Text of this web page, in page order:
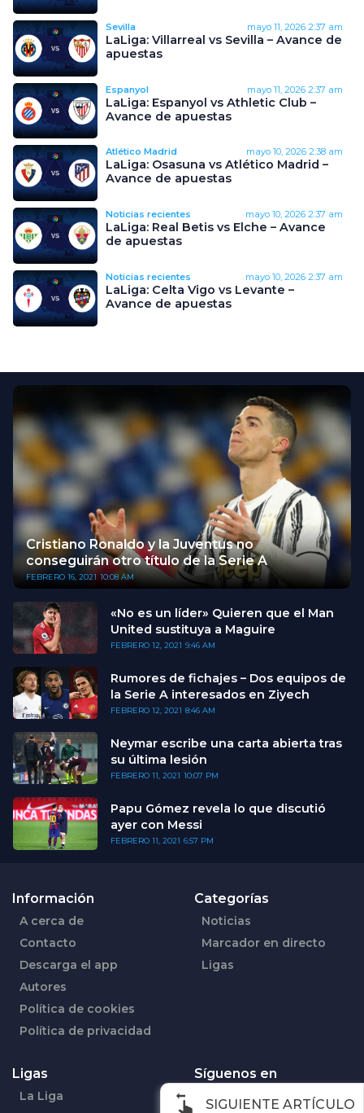
SIGUIENTE ARTÍCULO
Sevilla mayo 11, 2026 2:37 am
LaLiga: Villarreal vs Sevilla – Avance de
apuestas
Espanyol mayo 11, 2026 2:37 am
LaLiga: Espanyol vs Athletic Club –
Avance de apuestas
Atlético Madrid mayo 10, 2026 2:38 am
LaLiga: Osasuna vs Atlético Madrid –
Avance de apuestas
Noticias recientes mayo 10, 2026 2:37 am
LaLiga: Real Betis vs Elche – Avance
de apuestas
Noticias recientes mayo 10, 2026 2:37 am
LaLiga: Celta Vigo vs Levante –
Avance de apuestas
Cristiano Ronaldo y la Juventus no
conseguirán otro título de la Serie A
FEBRERO 16, 2021 10:08 AM
«No es un líder» Quieren que el Man
United sustituya a Maguire
FEBRERO 12, 2021 9:46 AM
Rumores de fichajes – Dos equipos de
la Serie A interesados en Ziyech
FEBRERO 12, 2021 8:46 AM
Neymar escribe una carta abierta tras
su última lesión
FEBRERO 11, 2021 10:07 PM
Papu Gómez revela lo que discutió
ayer con Messi
FEBRERO 11, 2021 6:57 PM
Información
A cerca de
Contacto
Descarga el app
Autores
Política de cookies
Política de privacidad
Categorías
Noticias
Marcador en directo
Ligas
Ligas
La Liga
Síguenos en
Facebook